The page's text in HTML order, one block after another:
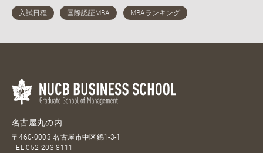
名古屋丸の内
〒460-0003 名古屋市中区錦1-3-1
TEL052-203-8111